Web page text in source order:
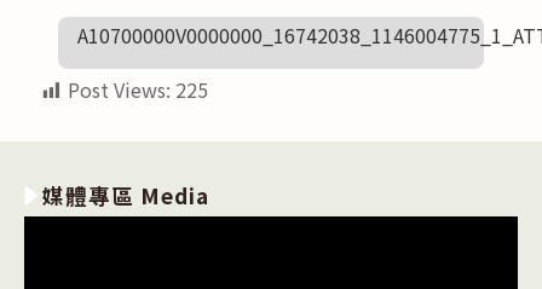
Post Views: 225
媒體專區 Media